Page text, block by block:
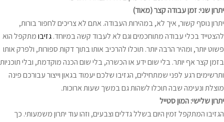
יתרון שני: זמן עבודה קצר (מאוד)
יתרון נוסף קשור, איך לא, במהירות העבודה. אתם לא צריכים לחפור בורות,
להצטייד בכלי עבודה מתוחכמים וגם לא לעבוד קשה במיוחד.גזיבומתקפל הוא
פשוט יותר, ומהיר הרבה יותר. תוכלו להרכיב אותו בתוך דקות ספורות, ולפרק אותו
בזמן קצר אף יותר. בלי שום ידע או הכשרה, בלי שום הכנה מוקדמת, ובלי תוכניות
ותרשימים רגע לפני שמתחילים, הגזיבו שלכם יעמוד בגאון וייצור עבורכם פינה
מוצלת ונעימה שבה תוכלו לשהות גם במשך שעות ארוכות.
יתרון שלישי: המון סטייל
הגזיבו המתקפל זמין היום בשלל גדלים וצבעים, וזהו עוד יתרון משמעותי. כך